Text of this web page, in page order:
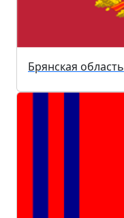
Брянская область